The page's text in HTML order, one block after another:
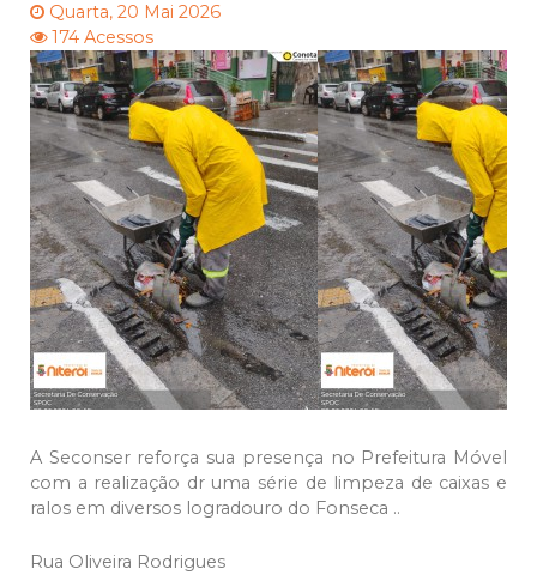
Quarta, 20 Mai 2026
174 Acessos
A Seconser reforça sua presença no Prefeitura Móvel
com a realização dr uma série de limpeza de caixas e
ralos em diversos logradouro do Fonseca ..
Rua Oliveira Rodrigues